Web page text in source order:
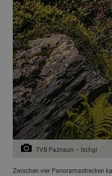
TVB Paznaun – Ischgl
Zwischen vier Panoramastrecken